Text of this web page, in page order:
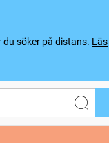
söker på distans. Läs